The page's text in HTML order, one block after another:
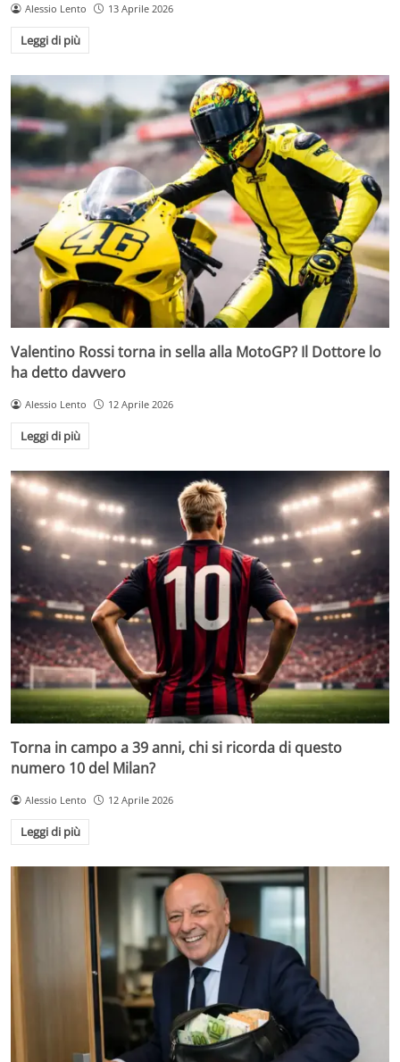
Alessio Lento 13 Aprile 2026
Leggi di più
Valentino Rossi torna in sella alla MotoGP? Il Dottore lo
ha detto davvero
Alessio Lento 12 Aprile 2026
Leggi di più
Torna in campo a 39 anni, chi si ricorda di questo
numero 10 del Milan?
Alessio Lento 12 Aprile 2026
Leggi di più